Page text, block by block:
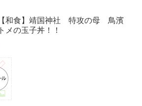
【和食】靖国神社 特攻の母 鳥濱
トメの玉子丼！！